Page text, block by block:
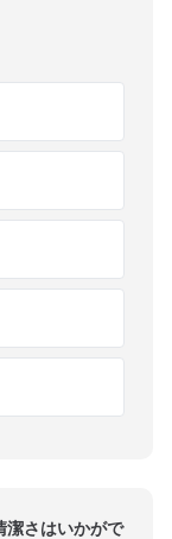
潔さはいかがで